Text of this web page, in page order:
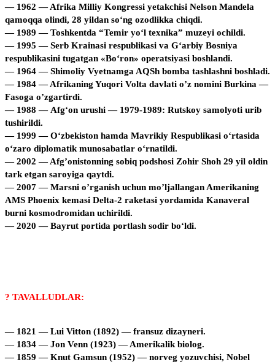
— 1962 — Afrika Milliy Kongressi yetakchisi Nelson Mandela
qamoqqa olindi, 28 yildan so‘ng ozodlikka chiqdi.
— 1989 — Toshkentda “Temir yo‘l texnika” muzeyi ochildi.
— 1995 — Serb Krainasi respublikasi va G‘arbiy Bosniya
respublikasini tugatgan «Bo‘ron» operatsiyasi boshlandi.
— 1964 — Shimoliy Vyetnamga AQSh bomba tashlashni boshladi.
— 1984 — Afrikaning Yuqori Volta davlati o’z nomini Burkina —
Fasoga o’zgartirdi.
— 1988 — Afgʻon urushi — 1979-1989: Rutskoy samolyoti urib
tushirildi.
— 1999 — O‘zbekiston hamda Mavrikiy Respublikasi o‘rtasida
o‘zaro diplomatik munosabatlar o‘rnatildi.
— 2002 — Afg’onistonning sobiq podshosi Zohir Shoh 29 yil oldin
tark etgan saroyiga qaytdi.
— 2007 — Marsni o’rganish uchun mo’ljallangan Amerikaning
AMS Phoenix kemasi Delta-2 raketasi yordamida Kanaveral
burni kosmodromidan uchirildi.
— 2020 — Bayrut portida portlash sodir bo‘ldi.
? TAVALLUDLAR:
— 1821 — Lui Vitton (1892) — fransuz dizayneri.
— 1834 — Jon Venn (1923) — Amerikalik biolog.
— 1859 — Knut Gamsun (1952) — norveg yozuvchisi, Nobel